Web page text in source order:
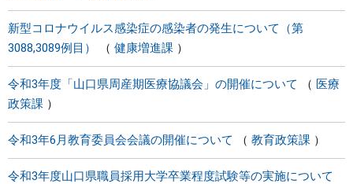
新型コロナウイルス感染症の感染者の発生について（第
3088,3089例目）
健康増進課
令和3年度「山口県周産期医療協議会」の開催について
医療
政策課
令和3年6月教育委員会会議の開催について 教育政策課
令和3年度山口県職員採用大学卒業程度試験等の実施について